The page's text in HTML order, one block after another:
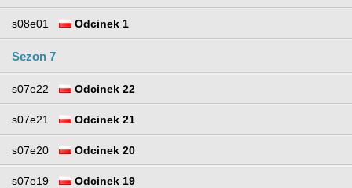
s08e01 Odcinek 1
Sezon 7
s07e22 Odcinek 22
s07e21 Odcinek 21
s07e20 Odcinek 20
s07e19 Odcinek 19